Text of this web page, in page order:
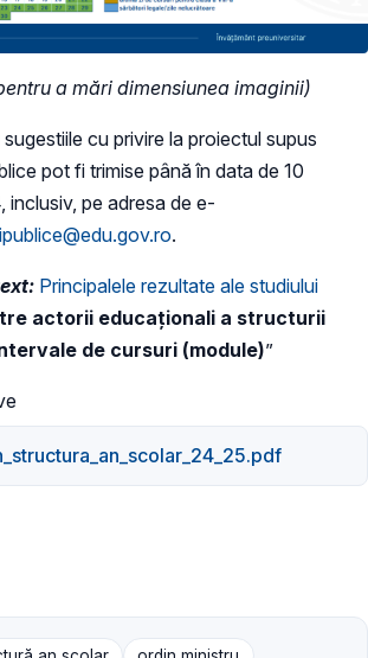
a mări dimensiunea imaginii)
cu privire la proiectul supus
pot fi trimise până în data de 10
inclusiv, pe adresa de e-
.
Principalele rezultate ale studiului
actorii educaționali a structurii
de cursuri (module)”